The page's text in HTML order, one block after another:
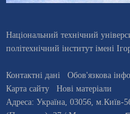
Національний технічний
політехнічний інститут імені
Контактні дані Обов'язкова
Карта сайту
Нові матеріали
Адреса: Україна, 03056, м.Київ-